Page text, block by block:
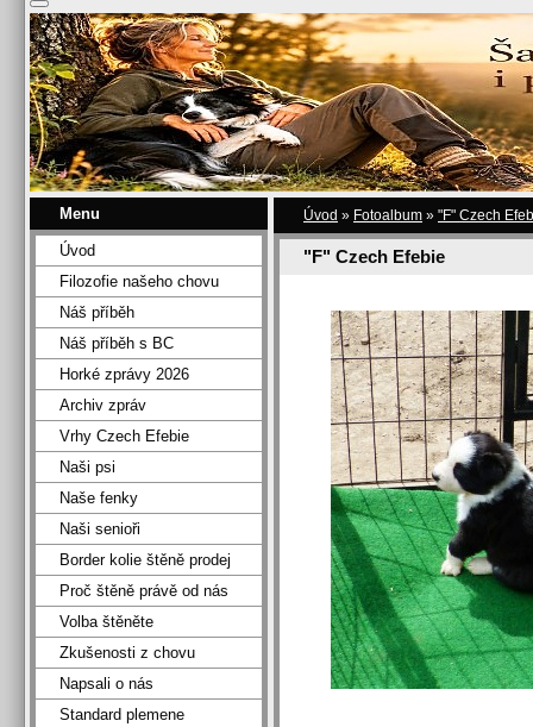
Úvod » Fotoalbum » "F" Czech
"F" Czech Efebie
Menu
Úvod
Filozofie našeho chovu
Náš příběh
Náš příběh s BC
Horké zprávy 2026
Archiv zpráv
Vrhy Czech Efebie
Naši psi
Naše fenky
Naši senioři
Border kolie štěně prodej
Proč štěně právě od nás
Volba štěněte
Zkušenosti z chovu
Napsali o nás
Standard plemene